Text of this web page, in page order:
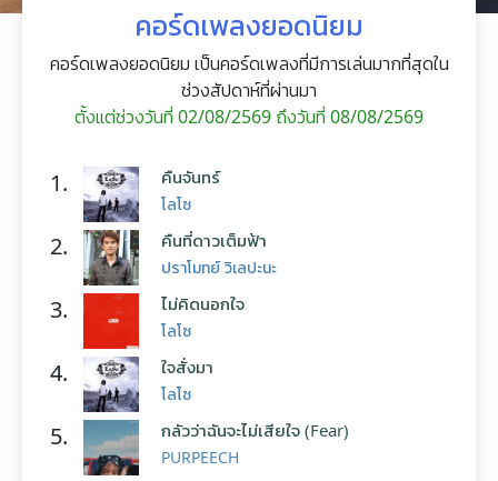
คอร์ดเพลงยอดนิยม
คอร์ดเพลงยอดนิยม เป็นคอร์ดเพลงที่มีการเล่นมากที่สุดใน
ช่วงสัปดาห์ที่ผ่านมา
ตั้งแต่ช่วงวันที่ 02/08/2569 ถึงวันที่ 08/08/2569
1. คืนจันทร์
โลโซ
2. คืนที่ดาวเต็มฟ้า
ปราโมทย์ วิเลปะนะ
3. ไม่คิดนอกใจ
โลโซ
4. ใจสั่งมา
โลโซ
5. กลัวว่าฉันจะไม่เสียใจ (Fear)
PURPEECH